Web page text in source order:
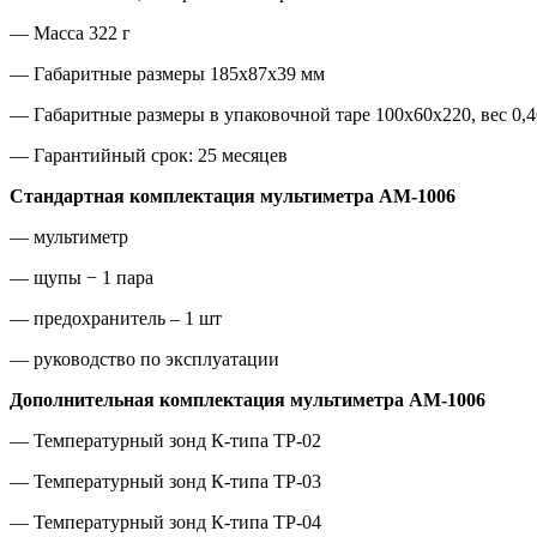
— Масса 322 г
— Габаритные размеры 185х87х39 мм
— Габаритные размеры в упаковочной таре 100х60х220, вес
— Гарантийный срок: 25 месяцев
Стандартная комплектация мультиметра АМ-1006
— мультиметр
— щупы − 1 пара
— предохранитель – 1 шт
— руководство по эксплуатации
Дополнительная комплектация мультиметра АМ-1006
— Температурный зонд К-типа TP-02
— Температурный зонд К-типа TP-03
— Температурный зонд К-типа TP-04